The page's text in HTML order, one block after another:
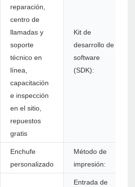
reparación,
centro de
llamadas y
soporte
técnico en
línea,
capacitación
e inspección
en el sitio,
repuestos
gratis
Kit de
desarrollo de
software
(SDK):
Enchufe
personalizado
Método de
impresión:
Entrada de